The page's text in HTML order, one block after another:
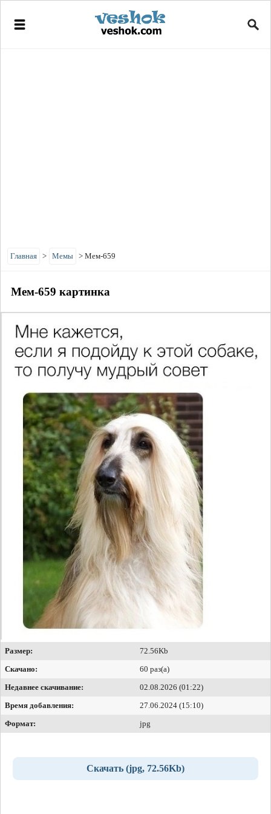
Главная > Мемы > Мем-659
Мем-659 картинка
Размер:
72.56Kb
Скачано:
60 раз(а)
Недавнее скачивание:
02.08.2026 (01:22)
Время добавления:
27.06.2024 (15:10)
Формат:
jpg
Скачать (jpg, 72.56Kb)